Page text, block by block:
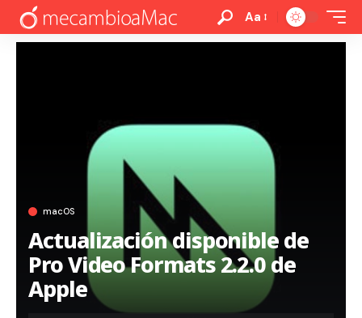
Aa
macOS
Actualización disponible de
Pro Video Formats 2.2.0 de
Apple